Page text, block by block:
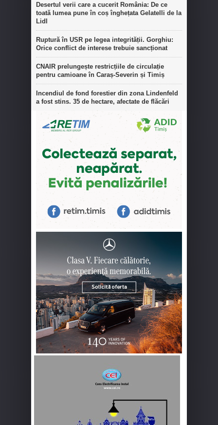
Desertul verii care a cucerit România: De ce
toată lumea pune în coș înghețata Gelatelli de la
Lidl
Ruptură în USR pe legea integrității. Gorghiu:
Orice conflict de interese trebuie sancționat
CNAIR prelungește restricțiile de circulație
pentru camioane în Caraș-Severin și Timiș
Incendiul de fond forestier din zona Lindenfeld
a fost stins. 35 de hectare, afectate de flăcări